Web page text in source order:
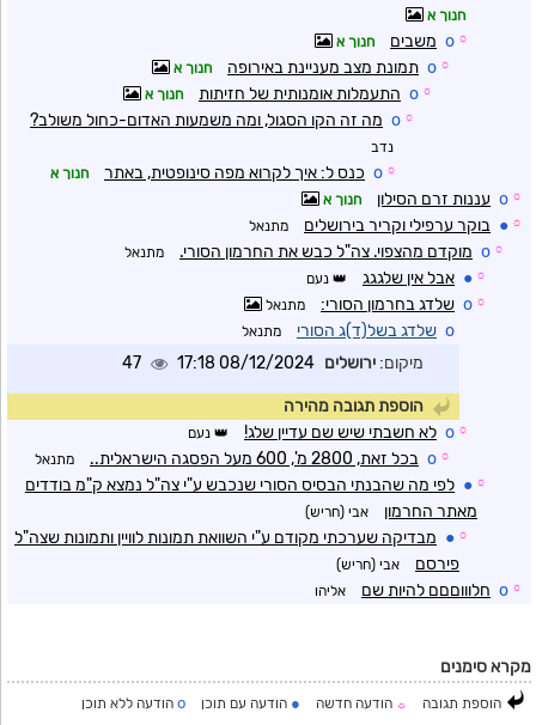
חנוך א
☼
o משבים חנוך א
☼
o תמונת מצב מעניינת באירופה חנוך א
☼
o התעמלות אומנותית של חזיתות חנוך א
☼
o מה זה הקו הסגול, ומה משמעות האדום-כחול משולב?
נדב
☼
o כנס ל: איך לקרוא מפה סינופטית, באתר חנוך א
☼
o עננות זרם הסילון חנוך א
☼
● בוקר ערפילי וקריר בירושלים מתנאל
☼
o מוקדם מהצפוי. צה"ל כבש את החרמון הסורי. מתנאל
☼
● אבל אין שלגגג נעם
☼
o שלדג בחרמון הסורי: מתנאל
o שלדג בשל(ד)ג הסורי מתנאל
מיקום: ירושלים 08/12/2024 17:18
47
הוספת תגובה מהירה
☼
o לא חשבתי שיש שם עדיין שלג! נעם
☼
o בכל זאת, 2800 מ', 600 מעל הפסגה הישראלית.. מתנאל
☼
● לפי מה שהבנתי הבסיס הסורי שנכבש ע"י צה"ל נמצא ק"מ בודדים
מאתר החרמון
אבי (חריש)
☼
● מבדיקה שערכתי מקודם ע"י השוואת תמונות לוויין ותמונות שצה"ל
פירסם
אבי (חריש)
☼
o חלוווםםם להיות שם אליהו
מקרא סימנים
הוספת תגובה ☼ הודעה חדשה ● הודעה עם תוכן o הודעה ללא תוכן